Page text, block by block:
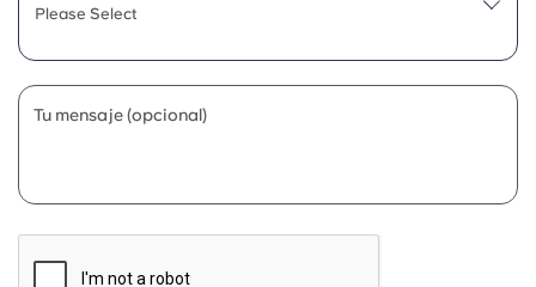
Please Select
Tu mensaje (opcional)